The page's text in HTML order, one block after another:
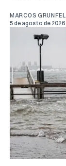
MARCOS
5 de agosto de 2026